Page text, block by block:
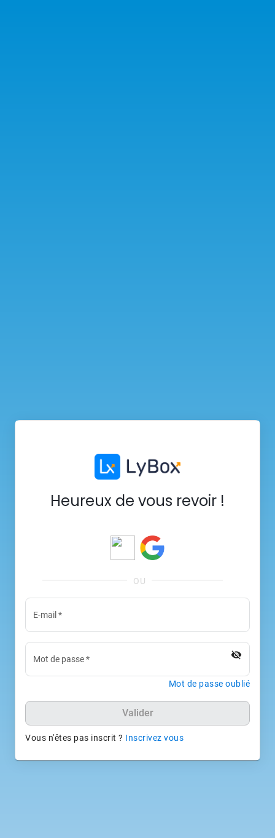
Heureux de vous revoir !
E-mail *
Mot de passe* visibility_off
Mot de passe oublié
Valider
Vous n'êtes pas inscrit ? Inscrivez vous